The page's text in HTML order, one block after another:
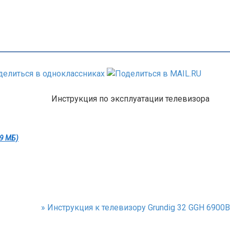
Инструкция по эксплуатации телевизора
МБ)
» Инструкция к телевизору Grundig 32 GGH 6900B